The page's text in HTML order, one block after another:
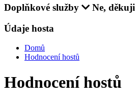
Doplňkové služby
Ne, děkuji
Údaje hosta
Domů
Hodnocení hostů
Hodnocení hostů